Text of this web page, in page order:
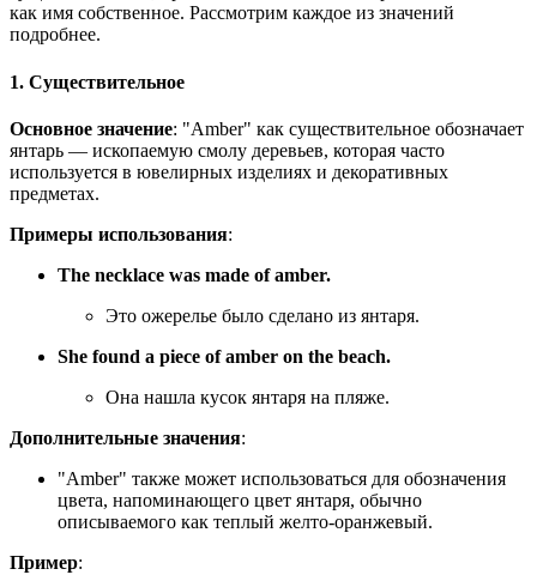
как имя собственное. Рассмотрим каждое из значений
подробнее.
1. Существительное
Основное значение: "Amber" как существительное обозначает
янтарь — ископаемую смолу деревьев, которая часто
используется в ювелирных изделиях и декоративных
предметах.
Примеры использования:
The necklace was made of amber.
Это ожерелье было сделано из янтаря.
She found a piece of amber on the beach.
Она нашла кусок янтаря на пляже.
Дополнительные значения:
"Amber" также может использоваться для обозначения
цвета, напоминающего цвет янтаря, обычно
описываемого как теплый желто-оранжевый.
Пример: